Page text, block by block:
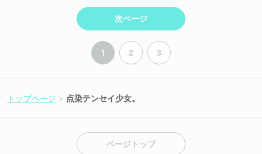
次ページ
1 2 3
トップページ 点染テンセイ少女。
ページトップ